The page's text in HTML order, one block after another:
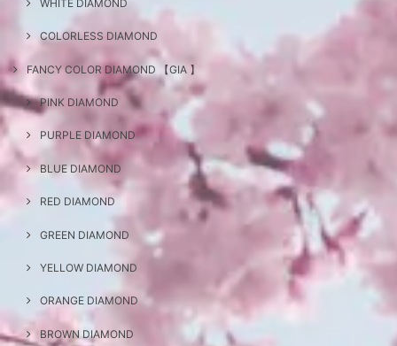
WHITE DIAMOND
COLORLESS DIAMOND
FANCY COLOR DIAMOND 【GIA 】
PINK DIAMOND
PURPLE DIAMOND
BLUE DIAMOND
RED DIAMOND
GREEN DIAMOND
YELLOW DIAMOND
ORANGE DIAMOND
BROWN DIAMOND